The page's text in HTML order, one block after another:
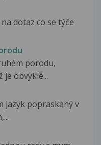
dotaz co se týče
porodu,
obvyklé...
jazyk popraskaný v